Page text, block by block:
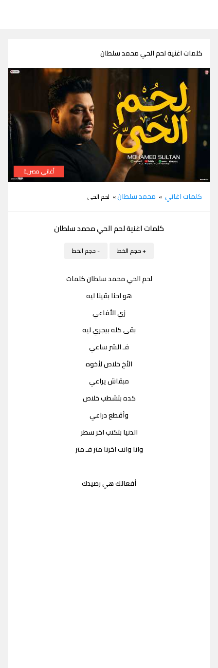
كلمات اغنية لحم الحي محمد سلطان
أغاني مصرية
كلمات اغاني » محمد سلطان» لحم الحي
كلمات اغنية لحم الحي محمد سلطان
+ حجم الخط - حجم الخط
لحم الحي محمد سلطان كلمات
هو احنا بقينا ليه
زي الأفاعي
بقى كله بيجري ليه
فـ الشر ساعي
الأخ خلاص لأخوه
مبقاش يراعي
كده بتشطب خلاص
وأقطع دراعي
الدنيا بتكتب اخر سطر
وانا وانت اخرنا متر فـ متر
أفعالك هي رصيدك